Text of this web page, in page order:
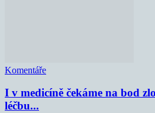
Komentáře
I v medicíně čekáme na bod
léčbu...